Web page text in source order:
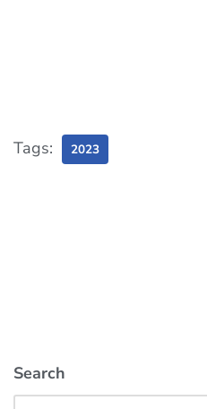
Tags: 2023
Search